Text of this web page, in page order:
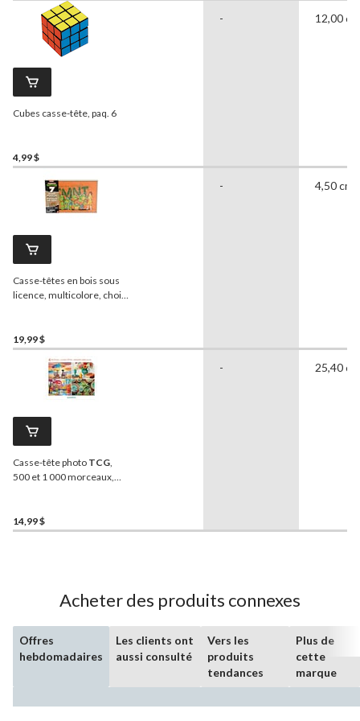
Cubes casse-tête, paq. 6
4,99 $
- 12,00 cm
Casse-têtes en bois sous
licence, multicolore, choix
surprise, paq. 7
19,99 $
- 4,50 cm
Casse-tête photo TCG,
500 et 1 000 morceaux,
14,99 $
- 25,40 cm
Acheter des produits connexes
Offres
hebdomadaires
Les clients ont
aussi consulté
Vers les
produits
tendances
Plus de
cette
marque